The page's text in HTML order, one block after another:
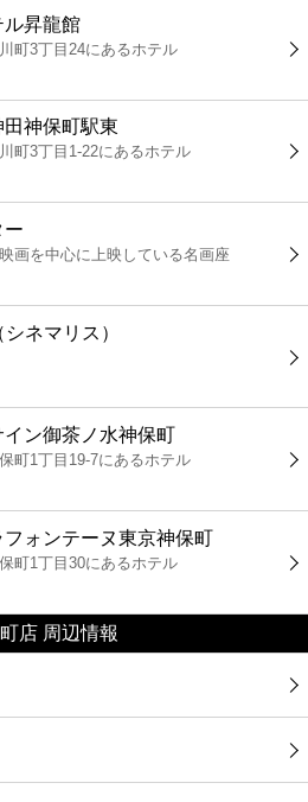
ル昇龍館
町3丁目24にあるホテル
神保町駅東
町3丁目1-22にあるホテル
ー
画を中心に上映している名画座
ネマリス）
ン御茶ノ水神保町
町1丁目19-7にあるホテル
ォンテーヌ東京神保町
町1丁目30にあるホテル
店 周辺情報